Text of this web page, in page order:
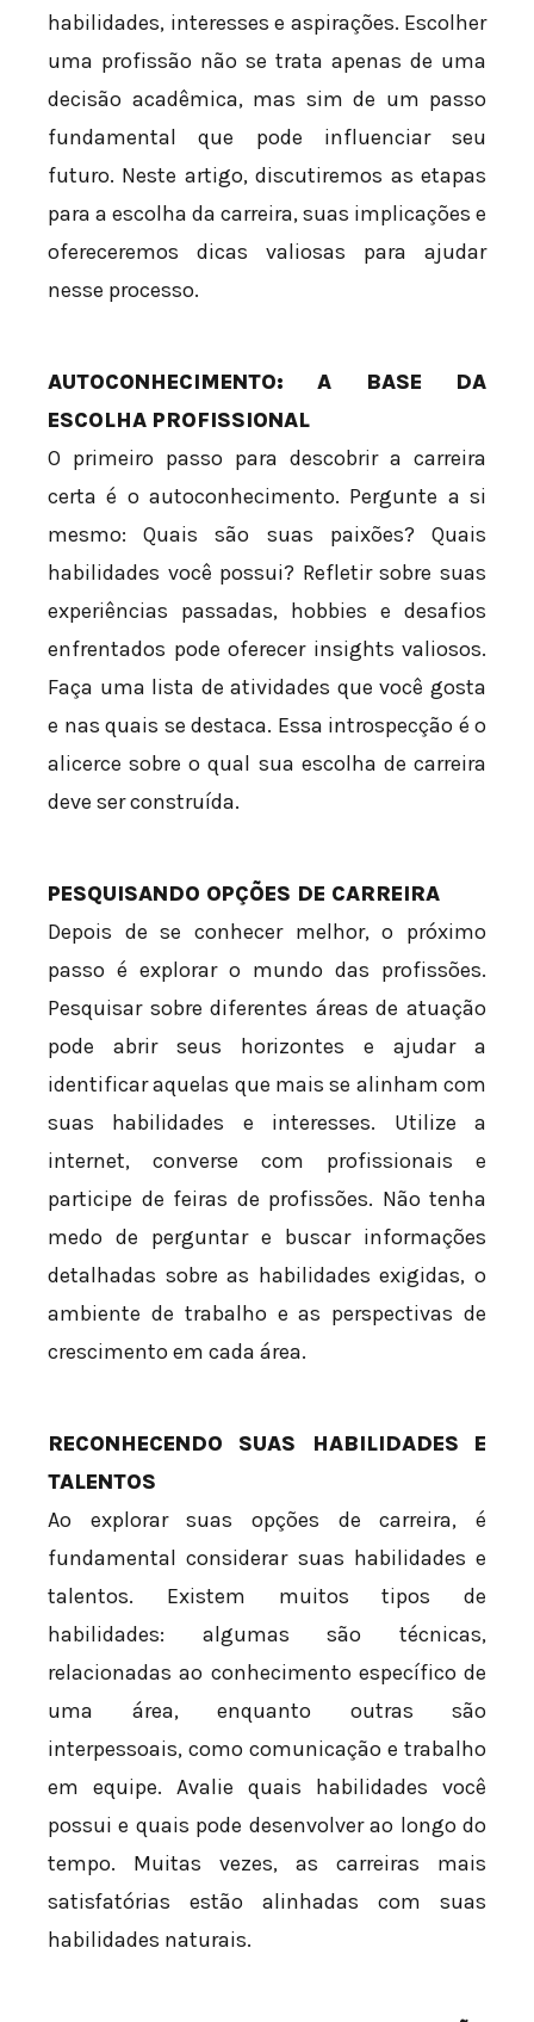
habilidades, interesses e aspirações. Escolher
uma profissão não se trata apenas de uma
decisão acadêmica, mas sim de um passo
fundamental que pode influenciar seu
futuro. Neste artigo, discutiremos as etapas
para a escolha da carreira, suas implicações e
ofereceremos dicas valiosas para ajudar
nesse processo.
AUTOCONHECIMENTO: A BASE DA
ESCOLHA PROFISSIONAL
O primeiro passo para descobrir a carreira
certa é o autoconhecimento. Pergunte a si
mesmo: Quais são suas paixões? Quais
habilidades você possui? Refletir sobre suas
experiências passadas, hobbies e desafios
enfrentados pode oferecer insights valiosos.
Faça uma lista de atividades que você gosta
e nas quais se destaca. Essa introspecção é o
alicerce sobre o qual sua escolha de carreira
deve ser construída.
PESQUISANDO OPÇÕES DE CARREIRA
Depois de se conhecer melhor, o próximo
passo é explorar o mundo das profissões.
Pesquisar sobre diferentes áreas de atuação
pode abrir seus horizontes e ajudar a
identificar aquelas que mais se alinham com
suas habilidades e interesses. Utilize a
internet, converse com profissionais e
participe de feiras de profissões. Não tenha
medo de perguntar e buscar informações
detalhadas sobre as habilidades exigidas, o
ambiente de trabalho e as perspectivas de
crescimento em cada área.
RECONHECENDO SUAS HABILIDADES E
TALENTOS
Ao explorar suas opções de carreira, é
fundamental considerar suas habilidades e
talentos. Existem muitos tipos de
habilidades: algumas são técnicas,
relacionadas ao conhecimento específico de
uma área, enquanto outras são
interpessoais, como comunicação e trabalho
em equipe. Avalie quais habilidades você
possui e quais pode desenvolver ao longo do
tempo. Muitas vezes, as carreiras mais
satisfatórias estão alinhadas com suas
habilidades naturais.